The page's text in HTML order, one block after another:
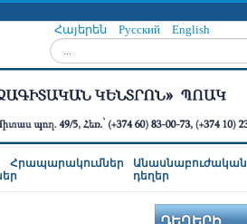
Հայերեն Русский English
Որոնել...
Հրապարակումներ
Անասնաբուժական
դեղեր